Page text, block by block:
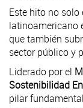
Este hito no
latinoamericano
que también
sector público y
Liderado por el
Sostenibilidad
pilar